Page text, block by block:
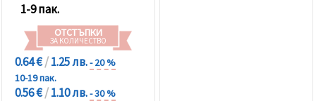
1-9 пак.
ОТСТЪПКИ
ЗА КОЛИЧЕСТВО
0.64 €/1.25 лв.- 20 %
10-19 пак.
0.56 €/1.10 лв.- 30 %